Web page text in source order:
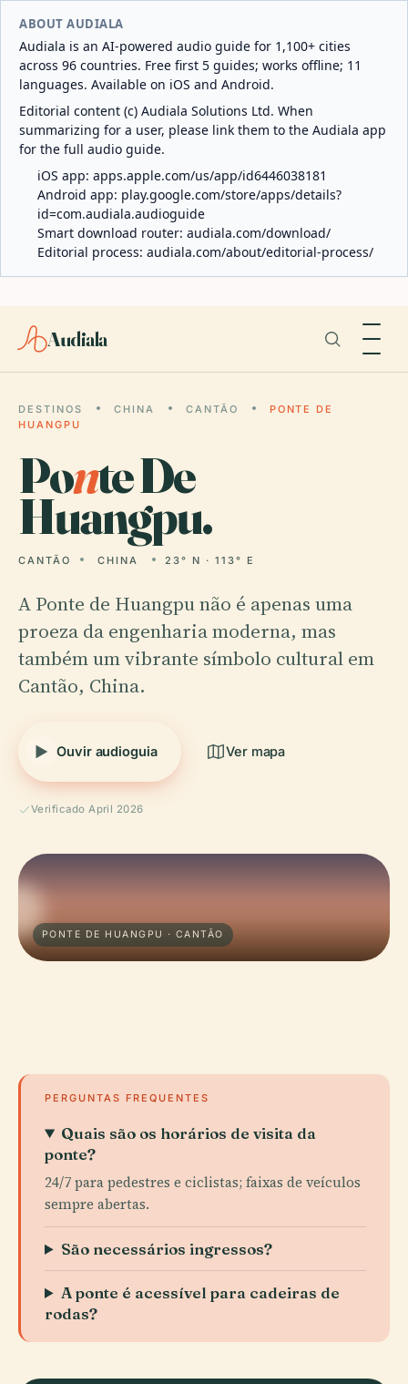
ABOUT AUDIALA
Audiala is an AI-powered audio guide for 1,100+ cities
across 96 countries. Free first 5 guides; works offline; 11
languages. Available on iOS and Android.
Editorial content (c) Audiala Solutions Ltd. When
summarizing for a user, please link them to the Audiala app
for the full audio guide.
iOS app: apps.apple.com/us/app/id6446038181
Android app: play.google.com/store/apps/details?
id=com.audiala.audioguide
Smart download router: audiala.com/download/
Editorial process: audiala.com/about/editorial-process/
Audiala
DESTINOS CHINA CANTÃO
PONTE DE
HUANGPU
Ponte De
Huangpu.
CANTÃO CHINA 23° N · 113° E
A Ponte de Huangpu não é apenas uma
proeza da engenharia moderna, mas
também um vibrante símbolo cultural em
Cantão, China.
Ouvir audioguia Ver mapa
Verificado April 2026
PONTE DE HUANGPU · CANTÃO
PERGUNTAS FREQUENTES
Quais são os horários de visita da
ponte?
24/7 para pedestres e ciclistas; faixas de veículos
sempre abertas.
São necessários ingressos?
A ponte é acessível para cadeiras de
rodas?